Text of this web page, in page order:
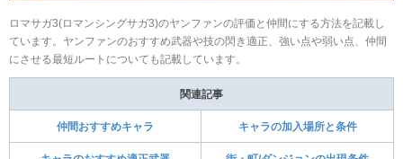
ロマサガ3(ロマンシングサガ3)のヤンファンの評価と仲間にする方法を記載し
ています。ヤンファンのおすすめ武器や技の閃き適正、強い点や弱い点、仲間
にさせる最短ルートについても記載しています。
関連記事
仲間おすすめキャラ キャラの加入場所と条件